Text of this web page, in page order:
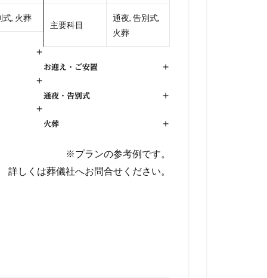
式, 火葬
+
+
+
主要科目
通夜, 告別式,
火葬
お迎え・ご安置 +
通夜・告別式 +
火葬 +
※プランの参考例です。
詳しくは葬儀社へお問合せください。